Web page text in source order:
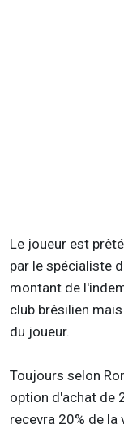
Le joueur est
par le spécialiste
montant de
club brésilien
du joueur.
Toujours selon
option d'achat de
recevra 20% de la